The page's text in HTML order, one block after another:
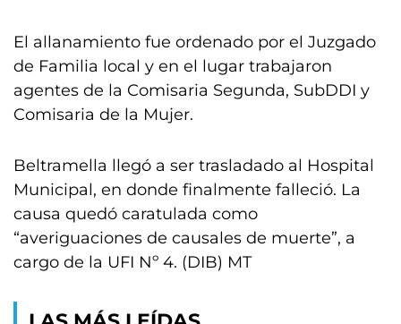
El allanamiento fue ordenado por el Juzgado
de Familia local y en el lugar trabajaron
agentes de la Comisaria Segunda, SubDDI y
Comisaria de la Mujer.
Beltramella llegó a ser trasladado al Hospital
Municipal, en donde finalmente falleció. La
causa quedó caratulada como
“averiguaciones de causales de muerte”, a
cargo de la UFI Nº 4. (DIB) MT